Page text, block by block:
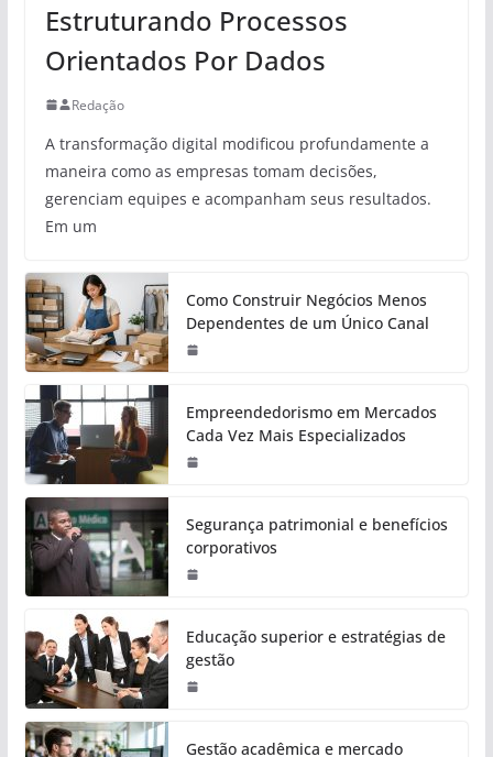
Estruturando Processos
Orientados Por Dados
Redação
A transformação digital modificou profundamente a
maneira como as empresas tomam decisões,
gerenciam equipes e acompanham seus resultados.
Em um
Como Construir Negócios Menos
Dependentes de um Único Canal
Empreendedorismo em Mercados
Cada Vez Mais Especializados
Segurança patrimonial e benefícios
corporativos
Educação superior e estratégias de
gestão
Gestão acadêmica e mercado